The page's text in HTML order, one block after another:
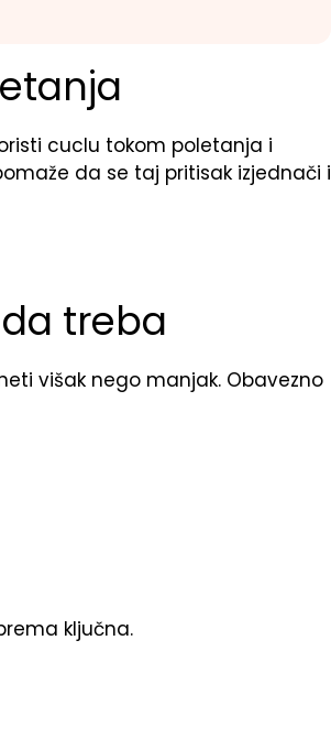
cuclu tokom poletanja i
da se taj pritisak izjednači i
treba
višak nego manjak. Obavezno
ključna.